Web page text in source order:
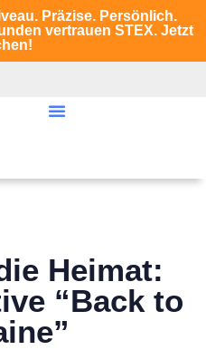
Präzise. Persönlich.
vertrauen STEX. Jetzt
Heimat:
“Back to